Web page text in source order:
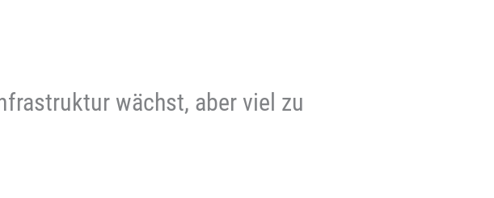
wächst, aber viel zu